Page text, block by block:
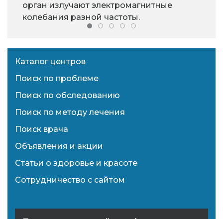
орган излучают электромагнитные
колебания разной частоты.
Каталог центров
Поиск по проблеме
Поиск по обследованию
Поиск по методу лечения
Поиск врача
Объявления и акции
Статьи о здоровье и красоте
Сотрудничество с сайтом